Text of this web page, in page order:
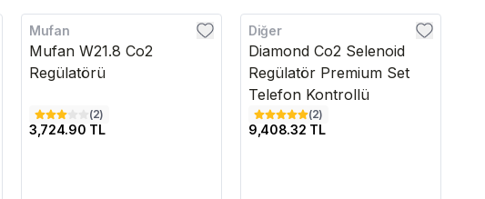
Mufan
Mufan W21.8 Co2
Regülatörü
(2)
3,724.90 TL
Diğer
Diamond Co2 Selenoid
Regülatör Premium Set
Telefon Kontrollü
(2)
9,408.32 TL